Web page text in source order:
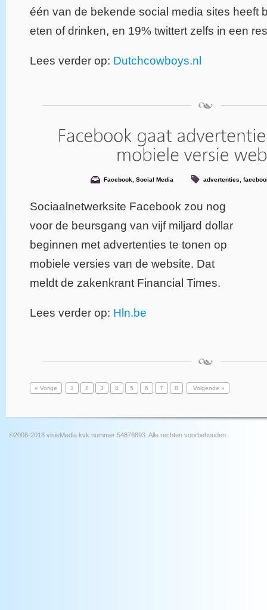
één van de bekende social media sites heeft
eten of drinken, en 19% twittert zelfs in een
Lees verder op: Dutchcowboys.nl
Facebook Social Media advertenties
Sociaalnetwerksite Facebook zou nog
voor de beursgang van vijf miljard dollar
beginnen met advertenties te tonen op
mobiele versies van de website. Dat
meldt de zakenkrant Financial Times.
Lees verder op: Hln.be
« Vorige 1 2 3 4 5 6 7 8 Volgende »
©2008-2018 visieMedia kvk nummer 54876893. Alle rechten voorbehouden.